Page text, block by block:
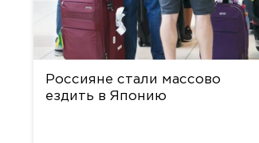
Россияне стали массово
ездить в Японию